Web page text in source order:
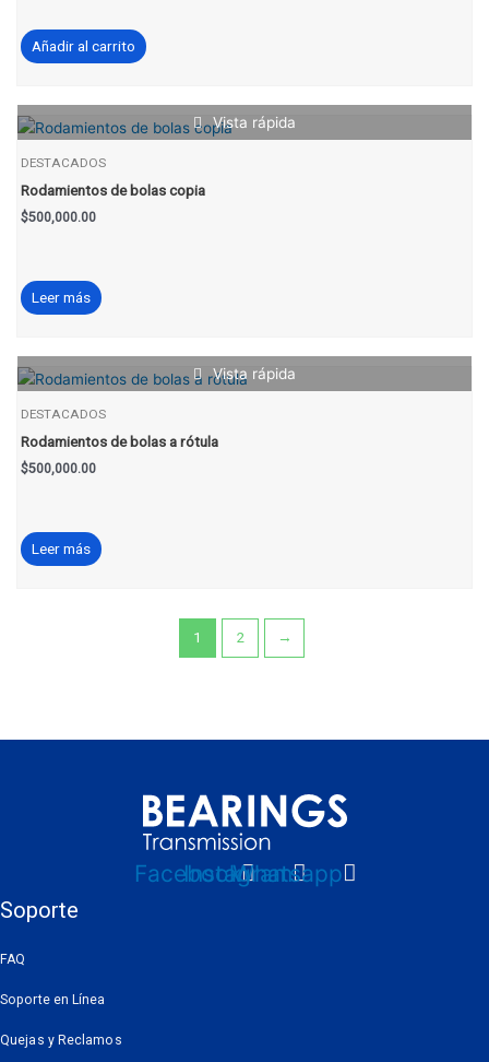
Añadir al carrito
Vista rápida
DESTACADOS
Rodamientos de bolas copia
$500,000.00
Leer más
Vista rápida
DESTACADOS
Rodamientos de bolas a rótula
$500,000.00
Leer más
1 2 →
Facebook
Instagram
Whatsapp
Soporte
FAQ
Soporte en Línea
Quejas y Reclamos